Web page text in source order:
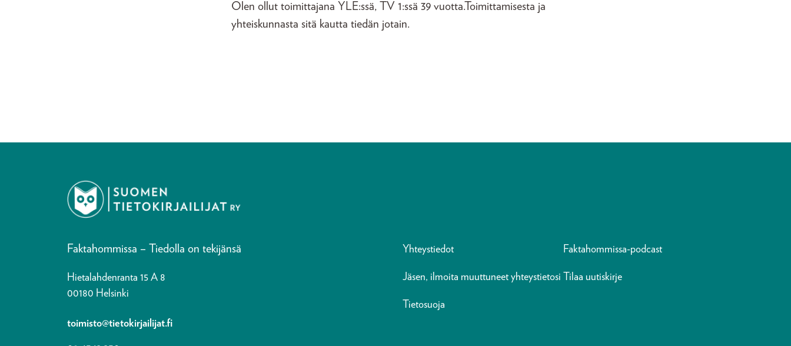
Olen ollut toimittajana YLE:ssä, TV 1:ssä 39 vuotta.Toimittamisesta ja
yhteiskunnasta sitä kautta tiedän jotain.
Faktahommissa – Tiedolla on tekijänsä
Hietalahdenranta 15 A 8
00180 Helsinki
toimisto@tietokirjailijat.fi
Yhteystiedot Faktahommissa-podcast
Jäsen, ilmoita muuttuneet yhteystietosi Tilaa uutiskirje
Tietosuoja